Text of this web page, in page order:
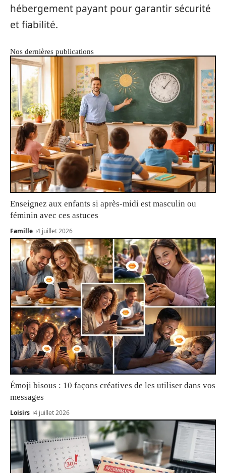
hébergement payant pour garantir sécurité
et fiabilité.
Nos dernières publications
Enseignez aux enfants si après-midi est masculin ou
féminin avec ces astuces
Famille 4 juillet 2026
Émoji bisous : 10 façons créatives de les utiliser dans vos
messages
Loisirs 4 juillet 2026